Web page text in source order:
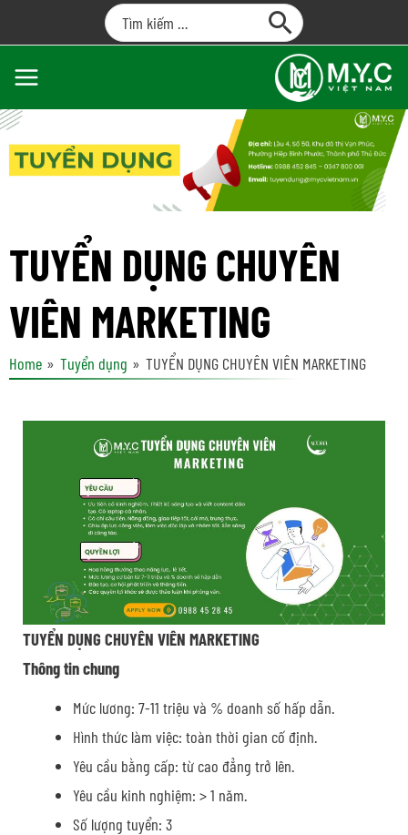
TUYỂN DỤNG CHUYÊN
VIÊN MARKETING
Home Tuyển dụng TUYỂN DỤNG CHUYÊN VIÊN MARKETING
TUYỂN DỤNG CHUYÊN VIÊN MARKETING
Thông tin chung
Mức lương: 7-11 triệu và % doanh số hấp dẫn.
Hình thức làm việc: toàn thời gian cố định.
Yêu cầu bằng cấp: từ cao đẳng trở lên.
Yêu cầu kinh nghiệm: > 1 năm.
Số lượng tuyển: 3